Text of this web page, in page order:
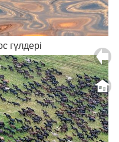
гүлдері